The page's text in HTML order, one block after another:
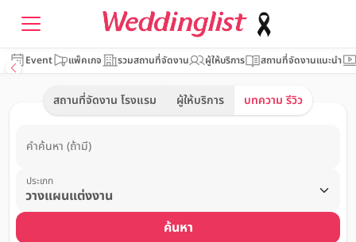
Event แพ็คเกจ รวมสถานที่จัดงาน ผู้ให้บริการ สถานที่จัดงานแนะนำ
สถานที่จัดงาน โรงแรม ผู้ให้บริการ บทความ รีวิว
คำค้นหา (ถ้ามี)
ประเภท
ค้นหา